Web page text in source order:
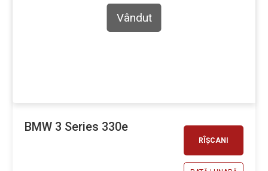
RÎȘCANI
Vândut
BMW 3 Series 330e